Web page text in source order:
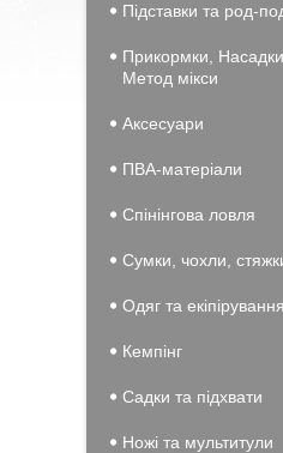
Підставки та род-
Прикормки, Насадки,
Метод мікси
Аксесуари
ПВА-матеріали
Спінінгова ловля
Сумки, чохли,
Одяг та екіпірування
Кемпінг
Садки та підхвати
Ножі та мультитули